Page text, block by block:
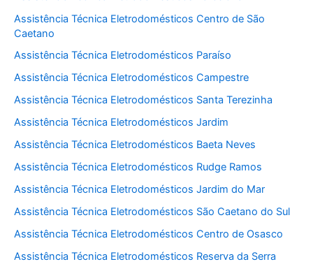
Assistência Técnica Eletrodomésticos Centro de São
Caetano
Assistência Técnica Eletrodomésticos Paraíso
Assistência Técnica Eletrodomésticos Campestre
Assistência Técnica Eletrodomésticos Santa Terezinha
Assistência Técnica Eletrodomésticos Jardim
Assistência Técnica Eletrodomésticos Baeta Neves
Assistência Técnica Eletrodomésticos Rudge Ramos
Assistência Técnica Eletrodomésticos Jardim do Mar
Assistência Técnica Eletrodomésticos São Caetano do Sul
Assistência Técnica Eletrodomésticos Centro de Osasco
Assistência Técnica Eletrodomésticos Reserva da Serra